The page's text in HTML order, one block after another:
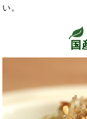
い。
国